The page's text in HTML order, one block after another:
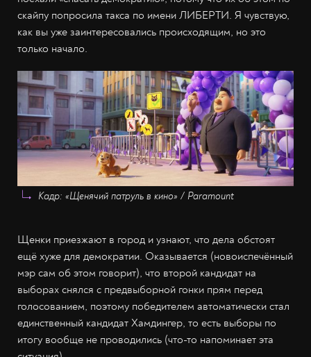
скайпу попросила такса по имени ЛИБЕРТИ. Я чувствую,
как вы уже заинтересовались происходящим, но это
только начало.
Кадр: «Щенячий патруль в кино» / Paramount
Щенки приезжают в город и узнают, что дела обстоят
ещё хуже для демократии. Оказывается (новоиспечённый
мэр сам об этом говорит), что второй кандидат на
выборах снялся с предвыборной гонки прям перед
голосованием, поэтому победителем автоматически стал
единственный кандидат Хамдингер, то есть выборы по
итогу вообще не проводились (что-то напоминает эта